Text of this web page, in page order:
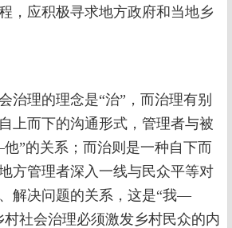
，应积极寻求地方政府和当地乡
治理的理念是“治”，而治理有别
上而下的沟通形式，管理者与被
”的关系；而治则是一种自下而
方管理者深入一线与民众平等对
解决问题的关系，这是“我—
村社会治理必须激发乡村民众的内